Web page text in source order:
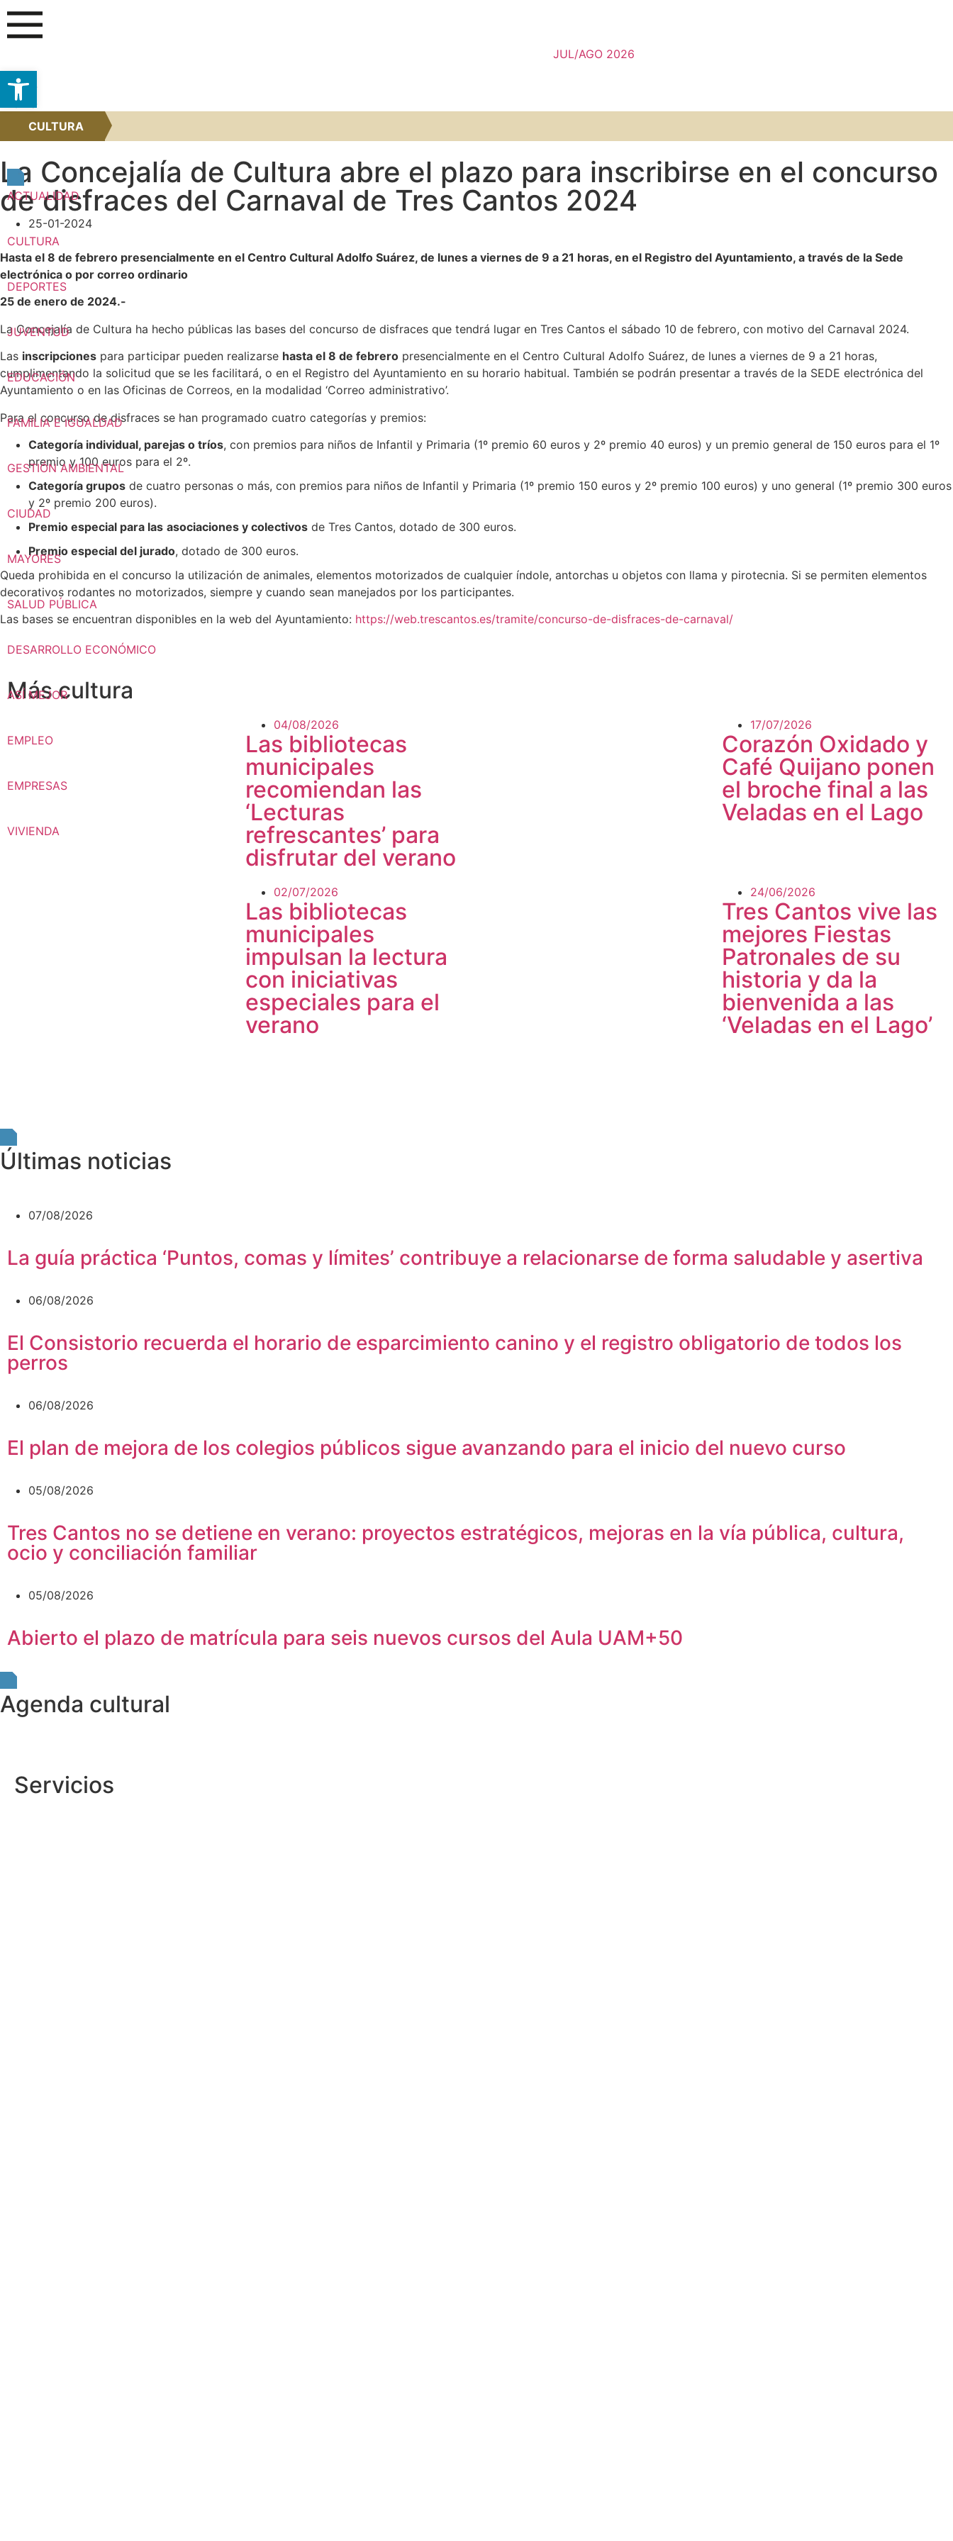
ACTUALIDAD
CULTURA
DEPORTES
JUVENTUD
EDUCACIÓN
FAMILIA E IGUALDAD
GESTIÓN AMBIENTAL
CIUDAD
MAYORES
SALUD PÚBLICA
DESARROLLO ECONÓMICO
ASÍ MEJOR
EMPLEO
EMPRESAS
VIVIENDA
JUL/AGO 2026
CULTURA
La Concejalía de Cultura abre el plazo para inscribirse en el concurso
de disfraces del Carnaval de Tres Cantos 2024
25-01-2024
Hasta el 8 de febrero presencialmente en el Centro Cultural Adolfo Suárez, de lunes a viernes de 9 a 21 horas, en el Registro del Ayuntamiento, a través de la Sede
electrónica o por correo ordinario
25 de enero de 2024.-
La Concejalía de Cultura ha hecho públicas las bases del concurso de disfraces que tendrá lugar en Tres Cantos el sábado 10 de febrero, con motivo del Carnaval 2024.
Las inscripciones para participar pueden realizarse hasta el 8 de febrero presencialmente en el Centro Cultural Adolfo Suárez, de lunes a viernes de 9 a 21 horas,
cumplimentando la solicitud que se les facilitará, o en el Registro del Ayuntamiento en su horario habitual. También se podrán presentar a través de la SEDE electrónica del
Ayuntamiento o en las Oficinas de Correos, en la modalidad ‘Correo administrativo’.
Para el concurso de disfraces se han programado cuatro categorías y premios:
Categoría individual, parejas o tríos, con premios para niños de Infantil y Primaria (1º premio 60 euros y 2º premio 40 euros) y un premio general de 150 euros para el 1º
premio y 100 euros para el 2º.
Categoría grupos de cuatro personas o más, con premios para niños de Infantil y Primaria (1º premio 150 euros y 2º premio 100 euros) y uno general (1º premio 300 euros
y 2º premio 200 euros).
Premio especial para las asociaciones y colectivos de Tres Cantos, dotado de 300 euros.
Premio especial del jurado, dotado de 300 euros.
Queda prohibida en el concurso la utilización de animales, elementos motorizados de cualquier índole, antorchas u objetos con llama y pirotecnia. Si se permiten elementos
decorativos rodantes no motorizados, siempre y cuando sean manejados por los participantes.
Las bases se encuentran disponibles en la web del Ayuntamiento: https://web.trescantos.es/tramite/concurso-de-disfraces-de-carnaval/
Más cultura
04/08/2026
Las bibliotecas
municipales
recomiendan las
‘Lecturas
refrescantes’ para
disfrutar del verano
17/07/2026
Corazón Oxidado y
Café Quijano ponen
el broche final a las
Veladas en el Lago
02/07/2026
Las bibliotecas
municipales
impulsan la lectura
con iniciativas
especiales para el
verano
24/06/2026
Tres Cantos vive las
mejores Fiestas
Patronales de su
historia y da la
bienvenida a las
‘Veladas en el Lago’
Últimas noticias
07/08/2026
La guía práctica ‘Puntos, comas y límites’ contribuye a relacionarse de forma saludable y asertiva
06/08/2026
El Consistorio recuerda el horario de esparcimiento canino y el registro obligatorio de todos los
perros
06/08/2026
El plan de mejora de los colegios públicos sigue avanzando para el inicio del nuevo curso
05/08/2026
Tres Cantos no se detiene en verano: proyectos estratégicos, mejoras en la vía pública, cultura,
ocio y conciliación familiar
05/08/2026
Abierto el plazo de matrícula para seis nuevos cursos del Aula UAM+50
Agenda cultural
Servicios
Abrir barra de herramientas